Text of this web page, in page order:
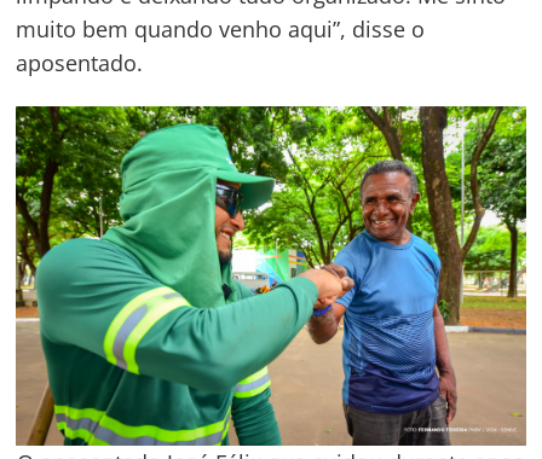
muito bem quando venho aqui”, disse o
aposentado.